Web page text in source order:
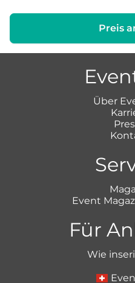
Preis
Über
Event
Für
Wie